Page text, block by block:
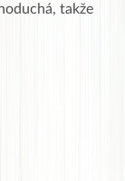
takže